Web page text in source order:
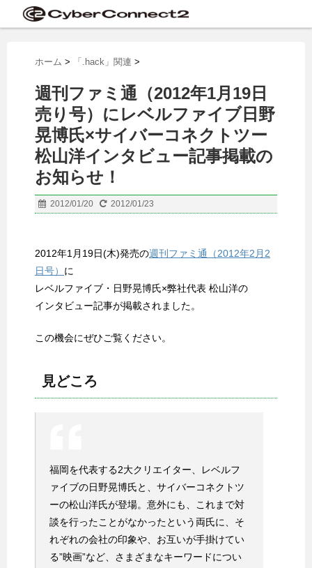
ホーム > 「.hack」関連 >
週刊ファミ通（2012年1月19日
売り号）にレベルファイブ日野
晃博氏×サイバーコネクトツー
松山洋インタビュー記事掲載の
お知らせ！
2012/01/20 2012/01/23
2012年1月19日(木)発売の週刊ファミ通（2012年2月2
日号） に
レベルファイブ・日野晃博氏×弊社代表 松山洋の
インタビュー記事が掲載されました。
この機会にぜひご覧ください。
見どころ
福岡を代表する2大クリエイター、レベルフ
ァイブの日野晃博氏と、サイバーコネクトツ
ーの松山洋氏が登場。意外にも、これまで対
談を行ったことがなかったという両氏に、そ
れぞれの会社の印象や、お互いが手掛けてい
る”映画”など、さまざまなキーワードについ